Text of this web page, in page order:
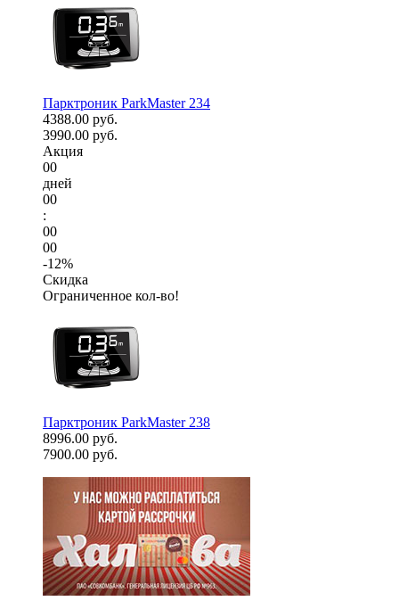
Парктроник ParkMaster 234
4388.00 руб.
3990.00 руб.
Акция
00
дней
00
:
00
00
-12%
Скидка
Ограниченное кол-во!
Парктроник ParkMaster 238
8996.00 руб.
7900.00 руб.